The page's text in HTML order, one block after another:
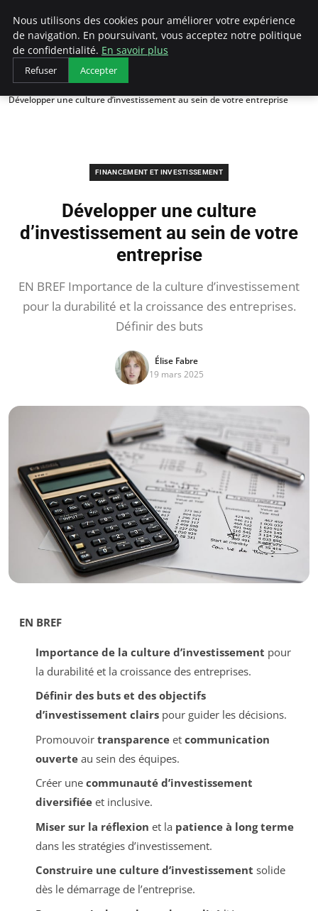
LECFCM
Accueil
Financement et investissement
Développer une culture d’investissement au sein de votre entreprise
FINANCEMENT ET INVESTISSEMENT
Développer une culture
d’investissement au sein de votre
entreprise
EN BREF Importance de la culture d’investissement
pour la durabilité et la croissance des entreprises.
Définir des buts
Élise Fabre
19 mars 2025
EN BREF
Importance de la culture d’investissement pour
la durabilité et la croissance des entreprises.
Définir des buts et des objectifs
d’investissement clairspour guider les décisions.
Promouvoirtransparenceet communication
ouverteau sein des équipes.
Créer unecommunauté d’investissement
diversifiéeet inclusive.
Miser sur la réflexion et la patience à long terme
dans les stratégies d’investissement.
Construire une culture d’investissement solide
dès le démarrage de l’entreprise.
Nous utilisons des cookies pour améliorer votre expérience
de navigation. En poursuivant, vous acceptez notre politique
de confidentialité. En savoir plus
Refuser Accepter